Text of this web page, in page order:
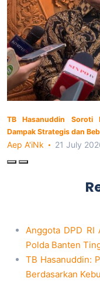
TB Hasanuddin Soroti
Dampak Strategis dan
Aep A'iNk 21 July
Anggota DPD RI
Polda Banten
TB Hasanuddin:
Berdasarkan